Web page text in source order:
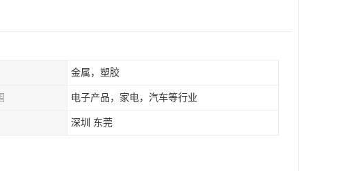
金属，塑胶
电子产品，家电，汽车等行业
深圳 东莞